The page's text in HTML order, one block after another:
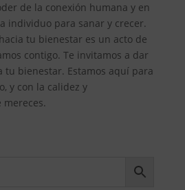
de la conexión humana y en
individuo para sanar y crecer.
tu bienestar es un acto de
contigo. Te invitamos a dar
tu bienestar. Estamos aquí para
y con la calidez y